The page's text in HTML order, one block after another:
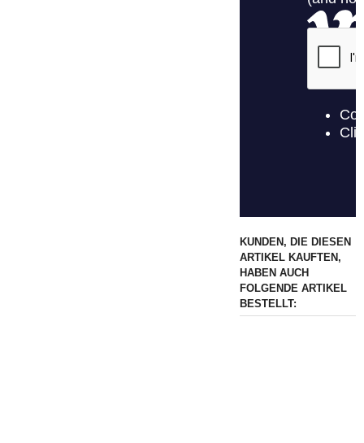
KUNDEN, DIE DIESEN
ARTIKEL KAUFTEN,
HABEN AUCH
FOLGENDE ARTIKEL
BESTELLT: